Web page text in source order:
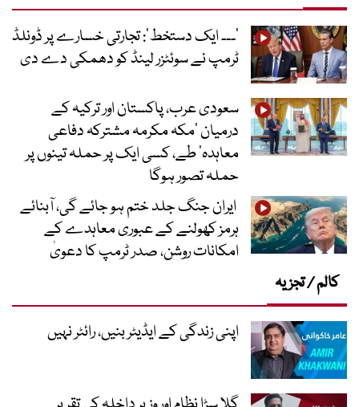
’۔۔۔ ایک دستخط‘: تجارتی خسارے پر ڈونلڈ
ٹرمپ نے سوئٹزر لینڈ کو دھمکی دے دی
سعودی عرب، پاکستان اور ترکیہ کے
درمیان ’مکہ مکرمہ مشترکہ دفاعی
معاہدہ‘ طے، کسی ایک پر حملہ تینوں پر
حملہ تصور ہوگا
ایران جنگ جلد ختم ہو جائے گی، آبنائے
ہرمز کھولنے کے عبوری معاہدے کے
امکانات روشن، صدر ٹرمپ کا دعویٰ
کالم / تجزیہ
اپنی زندگی کے ایڈیٹر بنیں، رائٹر نہیں